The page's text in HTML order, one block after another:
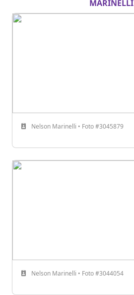
MARINELLI
Nelson Marinelli • Foto #3045879
Nelson Marinelli • Foto #3044054